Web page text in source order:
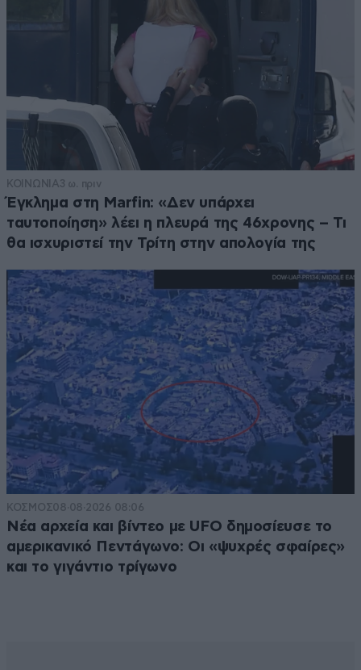
ΚΟΙΝΩΝΙΑ3 ω. πριν
Έγκλημα στη Marfin: «Δεν υπάρχει
ταυτοποίηση» λέει η πλευρά της 46χρονης – Τι
θα ισχυριστεί την Τρίτη στην απολογία της
ΚΟΣΜΟΣ08·08·2026 08:06
Νέα αρχεία και βίντεο με UFO δημοσίευσε το
αμερικανικό Πεντάγωνο: Οι «ψυχρές σφαίρες»
και το γιγάντιο τρίγωνο